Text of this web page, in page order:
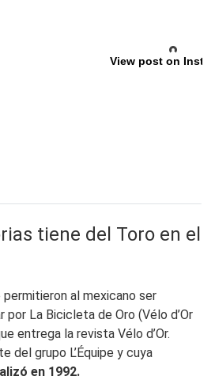
View post on
tiene del Toro en el
al mexicano ser
por La Bicicleta de Oro (Vélo d’Or
entrega la revista Vélo d’Or.
del grupo L’Équipe y cuya
en 1992.